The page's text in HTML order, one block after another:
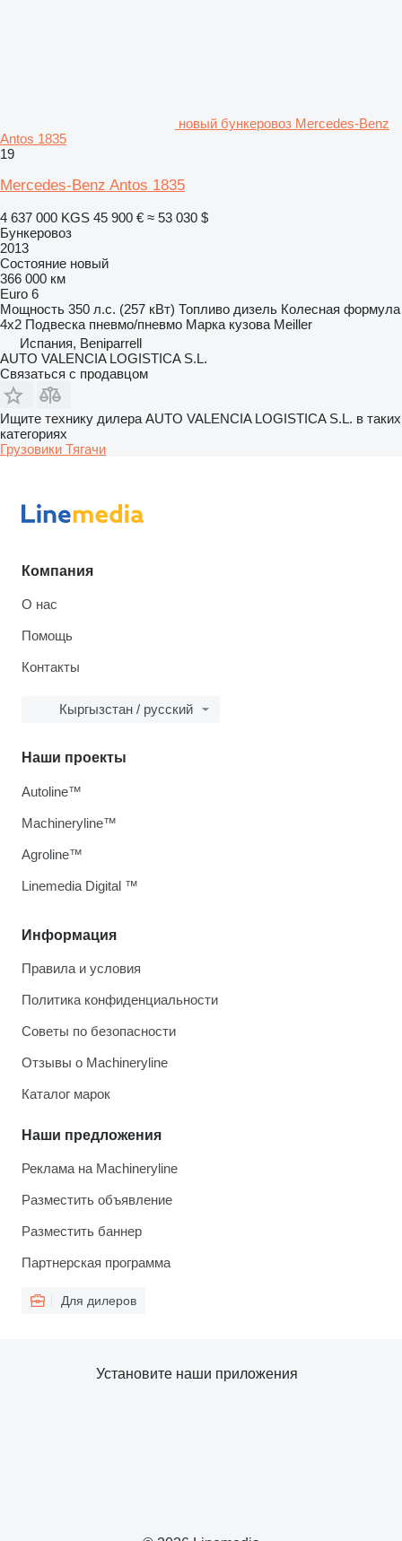
новый бункеровоз Mercedes-Benz
Antos 1835
19
Mercedes-Benz Antos 1835
4 637 000 KGS 45 900 € ≈ 53 030 $
Бункеровоз
2013
Состояние новый
366 000 км
Euro 6
Мощность 350 л.с. (257 кВт) Топливо дизель Колесная формула
4x2 Подвеска пневмо/пневмо Марка кузова Meiller
Испания, Beniparrell
AUTO VALENCIA LOGISTICA S.L.
Связаться с продавцом
Ищите технику дилера AUTO VALENCIA LOGISTICA S.L. в таких
категориях
Грузовики Тягачи
Компания
О нас
Помощь
Контакты
Кыргызстан / русский
Информация
Правила и условия
Политика конфиденциальности
Советы по безопасности
Отзывы о Machineryline
Каталог марок
Наши предложения
Реклама на Machineryline
Разместить объявление
Разместить баннер
Партнерская программа
Для дилеров
Наши проекты
Autoline™
Machineryline™
Agroline™
Linemedia Digital ™
Установите наши приложения